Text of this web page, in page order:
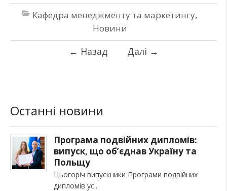
Кафедра менеджменту та маркетингу,
Новини
← Назад Далі →
Останні новини
Програма подвійних дипломів:
випуск, що об’єднав Україну та
Польщу
Цьогоріч випускники Програми подвійних
дипломів ус